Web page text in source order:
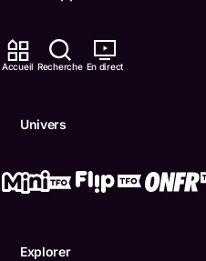
Accueil Recherche En direct
Univers
Explorer
Comment nous capter
ONFR
Conditions d'utilisation